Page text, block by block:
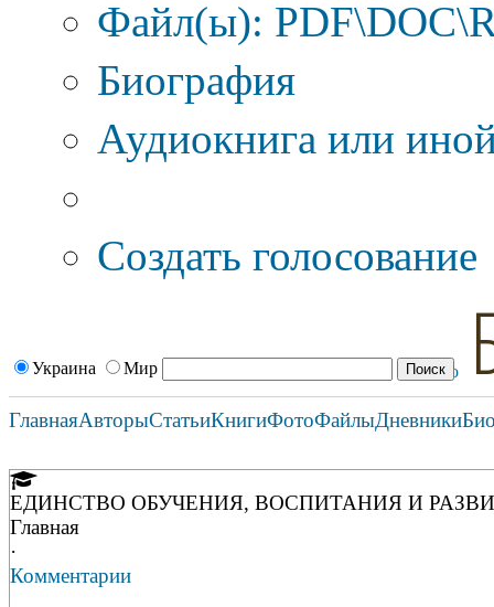
Файл(ы):
Биография
Аудиокнига или
Создать голосование
Украина Мир
ГлавнаяАвторыСтатьиКнигиФотоФайлыДневники
ЕДИНСТВО ОБУЧЕНИЯ, ВОСПИТАНИЯ И
Главная
·
Комментарии